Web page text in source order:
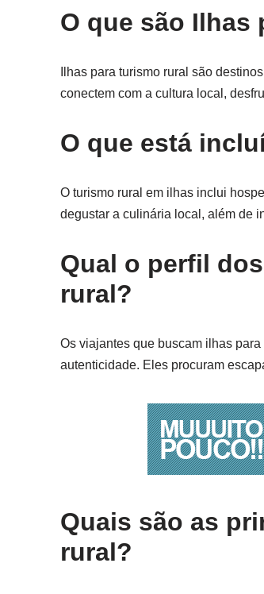
O que são Ilhas
Ilhas para turismo rural são
conectem com a cultura local,
O que está
O turismo rural em ilhas inclui
degustar a culinária local, além de
Qual o perfil
rural?
Os viajantes que buscam ilhas
autenticidade. Eles procuram
Quais são as
rural?